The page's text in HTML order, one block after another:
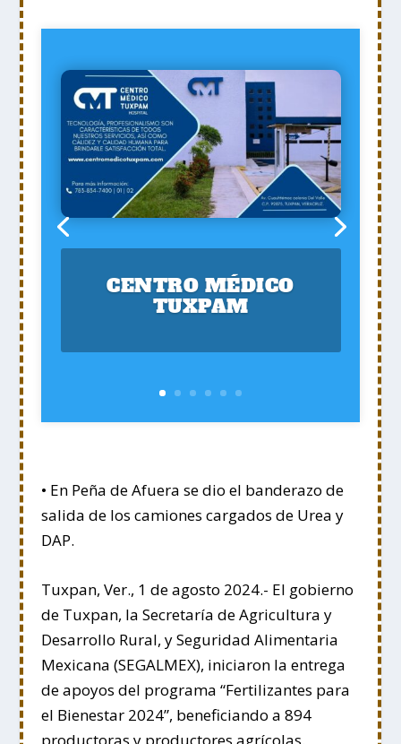
CENTRO MÉDICO
TUXPAM
• En Peña de Afuera se dio el banderazo de
salida de los camiones cargados de Urea y
DAP.
Tuxpan, Ver., 1 de agosto 2024.- El gobierno
de Tuxpan, la Secretaría de Agricultura y
Desarrollo Rural, y Seguridad Alimentaria
Mexicana (SEGALMEX), iniciaron la entrega
de apoyos del programa “Fertilizantes para
el Bienestar 2024”, beneficiando a 894
productoras y productores agrícolas.